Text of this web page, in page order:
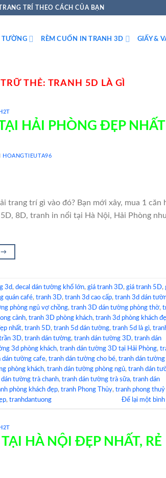
TRÍ THEO CÁCH CỦA BẠN
TƯỜNG RÈM CUỐN IN TRANH 3D GIẤY &
THẺ: TRANH 5D LÀ GÌ
HẢI PHÒNG ĐẸP NHẤT
HOANGTIEUTA96
trang trí gì vào đó? Bạn mới xây, mua 1 căn
8D, tranh in nổi tại Hà Nội, Hải Phòng
→
3d, decal dán tường khổ lớn, giá tranh 3D, giá tranh 5D,
quán café, tranh 3D, tranh 3d cao cấp, tranh 3d dán
phòng ngủ vợ chồng, tranh 3D dán tường phòng thờ,
cảnh, tranh 3D phòng khách, tranh 3d phòng khách
nhất, tranh 5D, tranh 5d dán tường, tranh 5d là gì,
3D, tranh dán tường, tranh dán tường 3D, tranh dán
3d phòng khách, tranh dán tường 3D tại Hải Phòng,
dán tường cafe, tranh dán tường cho bé, tranh dán tường
phòng khách, tranh dán tường phòng ngủ, tranh dán
tường trà chanh, tranh dán tường trà sữa, tranh dán
phòng khách đẹp, tranh Phong Thủy, tranh phong thuỷ
, tranhdantuong Để lại một bình
HÀ NỘI ĐẸP NHẤT, RẺ